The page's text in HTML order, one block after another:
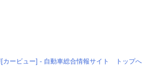
カービュー] - 自動車総合情報サイト トップへ